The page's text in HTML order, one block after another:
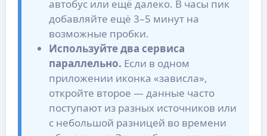
автобус или ещё далеко. В часы пик
добавляйте ещё 3–5 минут на
возможные пробки.
Используйте два сервиса
параллельно. Если в одном
приложении иконка «зависла»,
откройте второе — данные часто
поступают из разных источников или
с небольшой разницей во времени